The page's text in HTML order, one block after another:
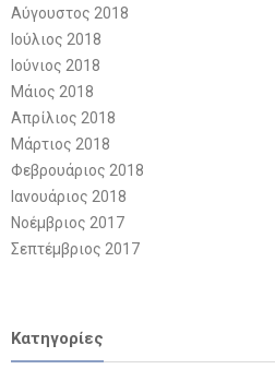
Αύγουστος 2018
Ιούλιος 2018
Ιούνιος 2018
Μάιος 2018
Απρίλιος 2018
Μάρτιος 2018
Φεβρουάριος 2018
Ιανουάριος 2018
Νοέμβριος 2017
Σεπτέμβριος 2017
Kατηγορίες